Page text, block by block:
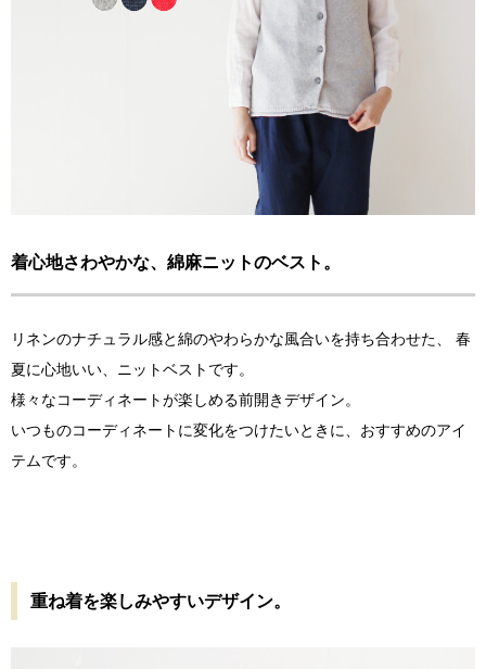
着心地さわやかな、綿麻ニットのベスト。
リネンのナチュラル感と綿のやわらかな風合いを持ち合わせた、 春
夏に心地いい、ニットベストです。
様々なコーディネートが楽しめる前開きデザイン。
いつものコーディネートに変化をつけたいときに、おすすめのアイ
テムです。
重ね着を楽しみやすいデザイン。